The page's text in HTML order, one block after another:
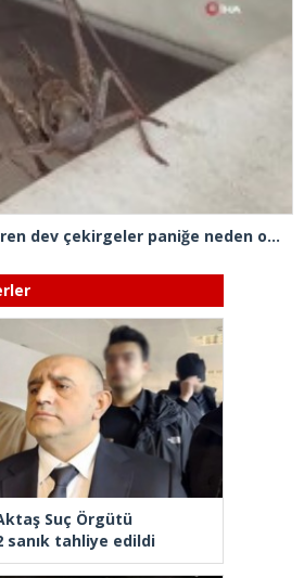
İstanbul’da evlere giren dev çekirgeler paniğe neden oldu
Suç Örgütü
sanık tahliye edildi